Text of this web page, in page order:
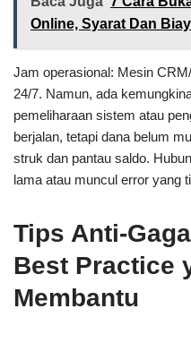
Online, Syarat Dan
Jam operasional: Mesin
24/7. Namun, ada
pemeliharaan sistem atau
berjalan, tetapi dana belum
struk dan pantau saldo.
lama atau muncul error yang
Tips Anti-
Best Practice
Membantu